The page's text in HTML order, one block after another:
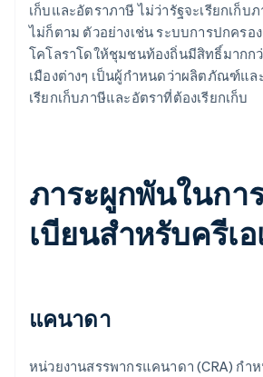
เก็บและอัตราภาษี ไม่ว่ารัฐจะเรียกเก็บ
ไม่ก็ตาม ตัวอย่างเช่น ระบบการปกครอ
โคโลราโดให้ชุมชนท้องถิ่นมีสิทธิ์มากก
เมืองต่างๆ เป็นผู้กําหนดว่าผลิตภัณฑ์แล
เรียกเก็บภาษีและอัตราที่ต้องเรียกเก็บ
ภาระผูกพันในกา
เบียนสําหรับครีเอ
แคนาดา
หน่วยงานสรรพากรแคนาดา (CRA) กํา